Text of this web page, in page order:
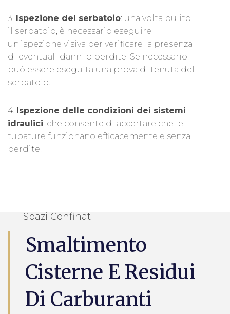
3. Ispezione del serbatoio: una volta pulito
il serbatoio, è necessario eseguire
un’ispezione visiva per verificare la presenza
di eventuali danni o perdite. Se necessario,
può essere eseguita una prova di tenuta del
serbatoio.
4. Ispezione delle condizioni dei sistemi
idraulici, che consente di accertare che le
tubature funzionano efficacemente e senza
perdite.
Spazi Confinati
Smaltimento
Cisterne E Residui
Di Carburanti